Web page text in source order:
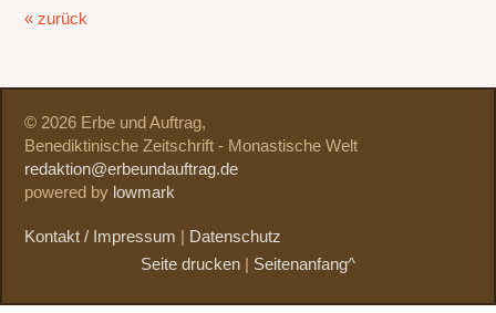
« zurück
© 2026 Erbe und Auftrag,
Benediktinische Zeitschrift - Monastische Welt
redaktion@erbeundauftrag.de
powered by lowmark
Kontakt / Impressum
Datenschutz
Seite drucken
Seitenanfang^